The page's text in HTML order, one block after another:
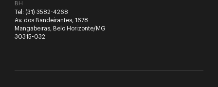
BH
Tel: (31) 3582-4268
Av. dos Bandeirantes, 1678
Mangabeiras, Belo Horizonte/MG
30315-032